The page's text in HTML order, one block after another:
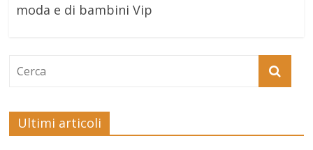
moda e di bambini Vip
Ultimi articoli